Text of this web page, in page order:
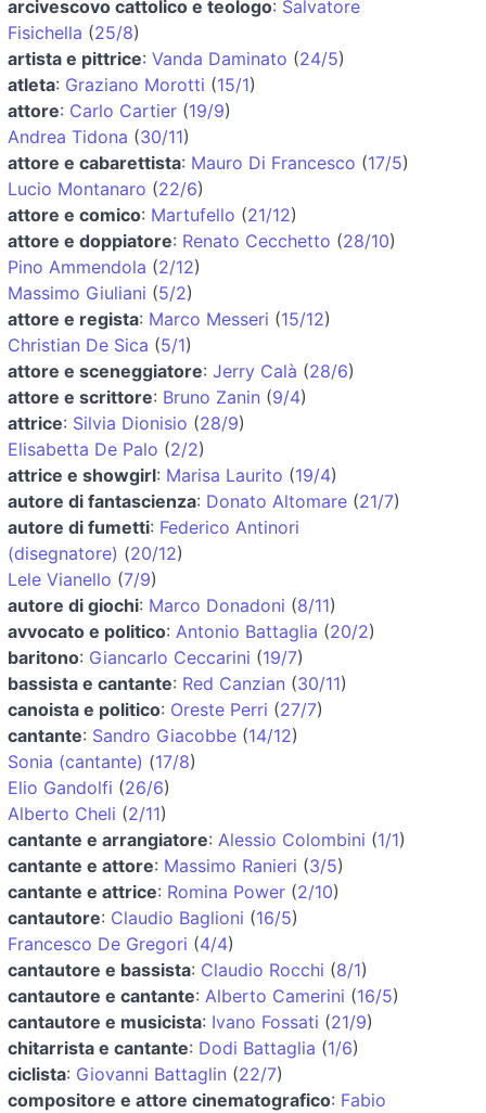
arcivescovo cattolico e teologo: Salvatore
Fisichella (25/8)
artista e pittrice: Vanda Daminato (24/5)
atleta: Graziano Morotti (15/1)
attore: Carlo Cartier (19/9)
Andrea Tidona (30/11)
attore e cabarettista: Mauro Di Francesco (17/5)
Lucio Montanaro (22/6)
attore e comico: Martufello (21/12)
attore e doppiatore: Renato Cecchetto (28/10)
Pino Ammendola (2/12)
Massimo Giuliani (5/2)
attore e regista: Marco Messeri (15/12)
Christian De Sica (5/1)
attore e sceneggiatore: Jerry Calà (28/6)
attore e scrittore: Bruno Zanin (9/4)
attrice: Silvia Dionisio (28/9)
Elisabetta De Palo (2/2)
attrice e showgirl: Marisa Laurito (19/4)
autore di fantascienza: Donato Altomare (21/7)
autore di fumetti: Federico Antinori
(disegnatore) (20/12)
Lele Vianello (7/9)
autore di giochi: Marco Donadoni (8/11)
avvocato e politico: Antonio Battaglia (20/2)
baritono: Giancarlo Ceccarini (19/7)
bassista e cantante: Red Canzian (30/11)
canoista e politico: Oreste Perri (27/7)
cantante: Sandro Giacobbe (14/12)
Sonia (cantante) (17/8)
Elio Gandolfi (26/6)
Alberto Cheli (2/11)
cantante e arrangiatore: Alessio Colombini (1/1)
cantante e attore: Massimo Ranieri (3/5)
cantante e attrice: Romina Power (2/10)
cantautore: Claudio Baglioni (16/5)
Francesco De Gregori (4/4)
cantautore e bassista: Claudio Rocchi (8/1)
cantautore e cantante: Alberto Camerini (16/5)
cantautore e musicista: Ivano Fossati (21/9)
chitarrista e cantante: Dodi Battaglia (1/6)
ciclista: Giovanni Battaglin (22/7)
compositore e attore cinematografico: Fabio